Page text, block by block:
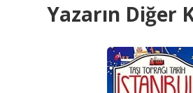
Yazarın Diğer